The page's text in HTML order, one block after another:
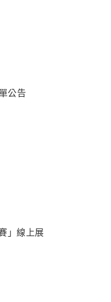
公告
」線上展